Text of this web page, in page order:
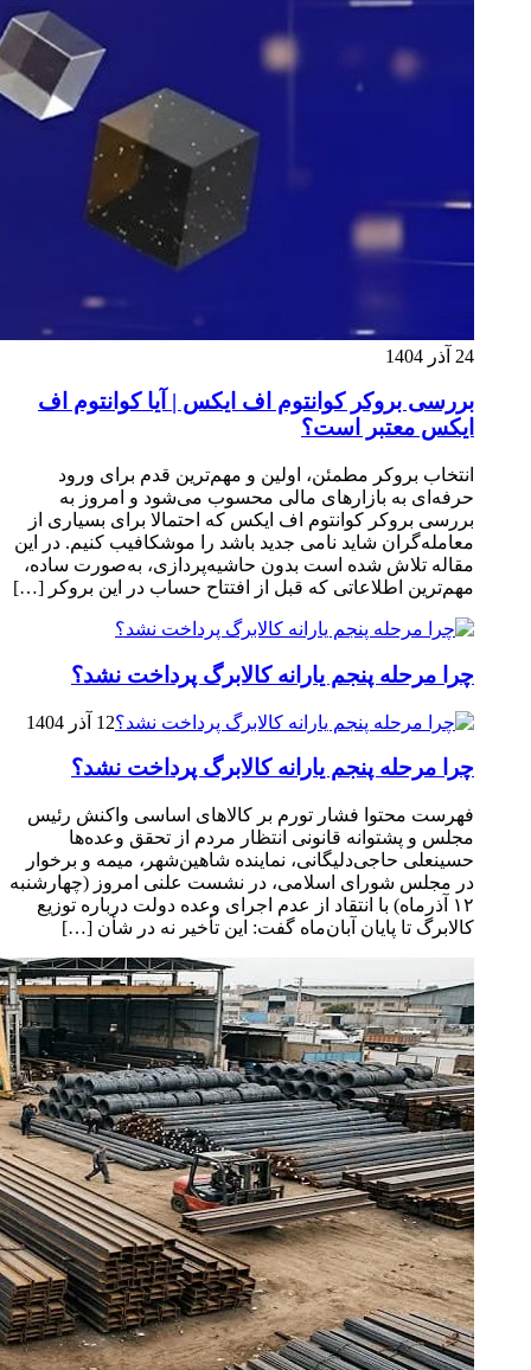
24 آذر 1404
بررسی بروکر کوانتوم اف ایکس | آیا کوانتوم اف
ایکس معتبر است؟
انتخاب بروکر مطمئن، اولین و مهم‌ترین قدم برای ورود
حرفه‌ای به بازارهای مالی محسوب می‌شود و امروز به
بررسی بروکر کوانتوم اف ایکس که احتمالا برای بسیاری از
معامله‌گران شاید نامی جدید باشد را موشکافیب کنیم. در این
مقاله تلاش شده است بدون حاشیه‌پردازی، به‌صورت ساده،
مهم‌ترین اطلاعاتی که قبل از افتتاح حساب در این بروکر […]
چرا مرحله پنجم یارانه کالابرگ پرداخت نشد؟
12 آذر 1404
چرا مرحله پنجم یارانه کالابرگ پرداخت نشد؟
فهرست محتوا فشار تورم بر کالاهای اساسی واکنش رئیس
مجلس و پشتوانه قانونی انتظار مردم از تحقق وعده‌ها
حسینعلی حاجی‌دلیگانی، نماینده شاهین‌شهر، میمه و برخوار
در مجلس شورای اسلامی، در نشست علنی امروز (چهارشنبه
۱۲ آذرماه) با انتقاد از عدم اجرای وعده دولت درباره توزیع
کالابرگ تا پایان آبان‌ماه گفت: این تأخیر نه در شأن […]